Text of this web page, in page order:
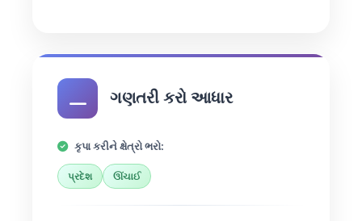
ગણતરી કરો આધાર
કૃપા કરીને ક્ષેત્રો ભરો:
પ્રદેશ ઊંચાઈ